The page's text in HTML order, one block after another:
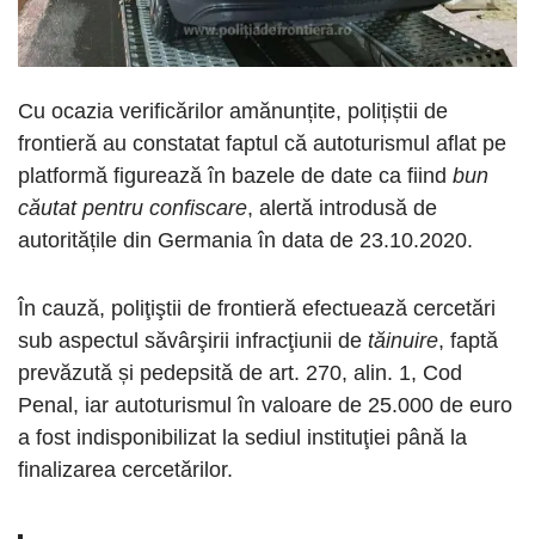
Cu ocazia verificărilor amănunțite, polițiștii de
frontieră au constatat faptul că autoturismul aflat pe
platformă figurează în bazele de date ca fiind bun
căutat pentru confiscare, alertă introdusă de
autoritățile din Germania în data de 23.10.2020.
În cauză, poliţiştii de frontieră efectuează cercetări
sub aspectul săvârşirii infracţiunii de tăinuire, faptă
prevăzută și pedepsită de art. 270, alin. 1, Cod
Penal, iar autoturismul în valoare de 25.000 de euro
a fost indisponibilizat la sediul instituţiei până la
finalizarea cercetărilor.